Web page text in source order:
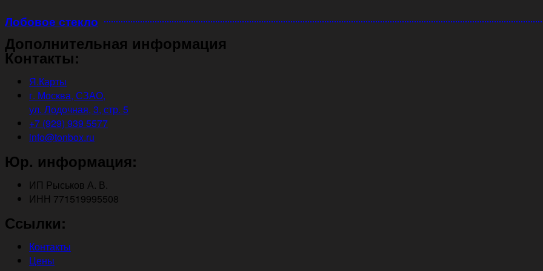
Лобовое стекло
Дополнительная информация
Контакты:
Я.Карты
г. Москва, СЗАО,
ул. Лодочная, 3, стр. 5
+7 (929) 939 5577
info@tonbox.ru
Юр. информация:
ИП Рыськов А. В.
ИНН 771519995508
Ссылки:
Контакты
Цены